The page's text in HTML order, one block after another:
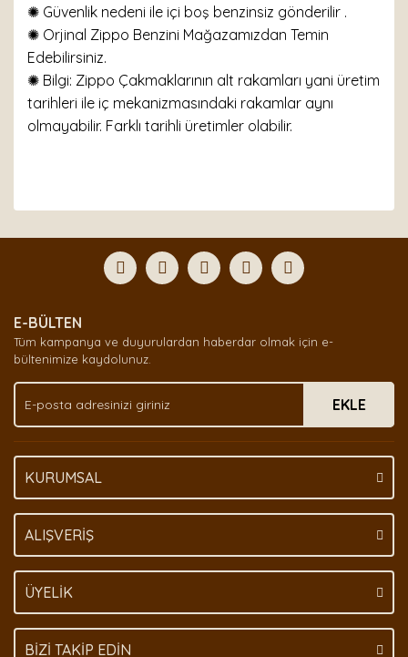
✺ Güvenlik nedeni ile içi boş benzinsiz gönderilir .
✺ Orjinal Zippo Benzini Mağazamızdan Temin
Edebilirsiniz.
✺ Bilgi: Zippo Çakmaklarının alt rakamları yani üretim
tarihleri ile iç mekanizmasındaki rakamlar aynı
olmayabilir. Farklı tarihli üretimler olabilir.
Yorum Yaz
formunu kullanarak tarafımıza iletebilirsiniz.
Görüş ve önerileriniz için teşekkür ederiz.
Ürün açıklamasında eksik bilgiler bulunuyor.
Ürün bilgilerinde hatalar bulunuyor.
Ürün fiyatı diğer sitelerden daha pahalı.
Bu ürüne benzer farklı alternatifler olmalı.
E-BÜLTEN
Tüm kampanya ve duyurulardan haberdar olmak için e-
bültenimize kaydolunuz.
EKLE
KURUMSAL
ALIŞVERİŞ
ÜYELİK
BİZİ TAKİP EDİN